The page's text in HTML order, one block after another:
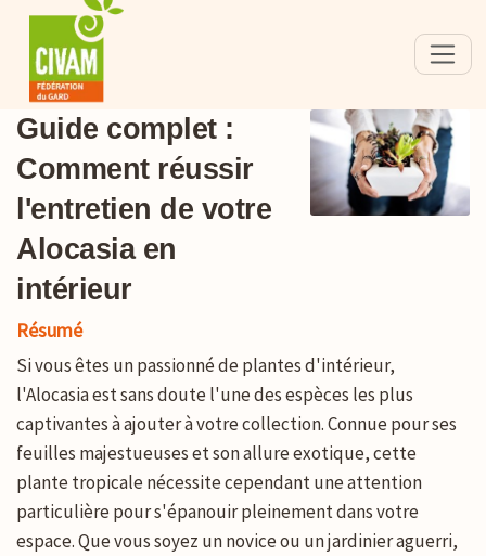
Guide complet :
Comment réussir
l'entretien de votre
Alocasia en
intérieur
Résumé
Si vous êtes un passionné de plantes d'intérieur,
l'Alocasia est sans doute l'une des espèces les plus
captivantes à ajouter à votre collection. Connue pour ses
feuilles majestueuses et son allure exotique, cette
plante tropicale nécessite cependant une attention
particulière pour s'épanouir pleinement dans votre
espace. Que vous soyez un novice ou un jardinier aguerri,